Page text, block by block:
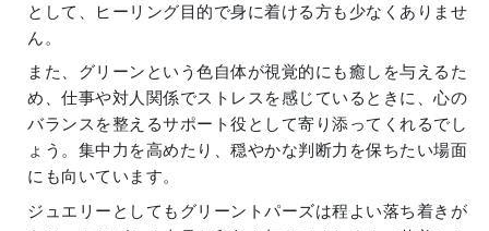
として、ヒーリング目的で身に着ける方も少なくありませ
ん。
また、グリーンという色自体が視覚的にも癒しを与えるた
め、仕事や対人関係でストレスを感じているときに、心の
バランスを整えるサポート役として寄り添ってくれるでし
ょう。集中力を高めたり、穏やかな判断力を保ちたい場面
にも向いています。
ジュエリーとしてもグリーントパーズは程よい落ち着きが